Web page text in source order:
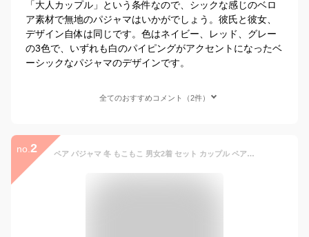
「大人カップル」という条件なので、シックな感じのベロ
ア素材で無地のパジャマはいかがでしょう。彼氏と彼女、
デザイン自体は同じです。色はネイビー、レッド、グレー
の3色で、いずれも白のパイピングがアクセントになったベ
ーシックなパジャマのデザインです。
全てのおすすめコメント（2件）
no. 2 ペア パジャマ 冬 もこもこ 男女2着 セット カップル ペア ルームウェア 長袖 ペアパジャマ モコモコ メンズ ペアパジャマ カップル 秋冬 結婚祝い プレゼント ペアパジャマ カップル 冬 カップル お揃い プレゼント ギフト カップル ペア ルームウェア カップル ペア 部屋着